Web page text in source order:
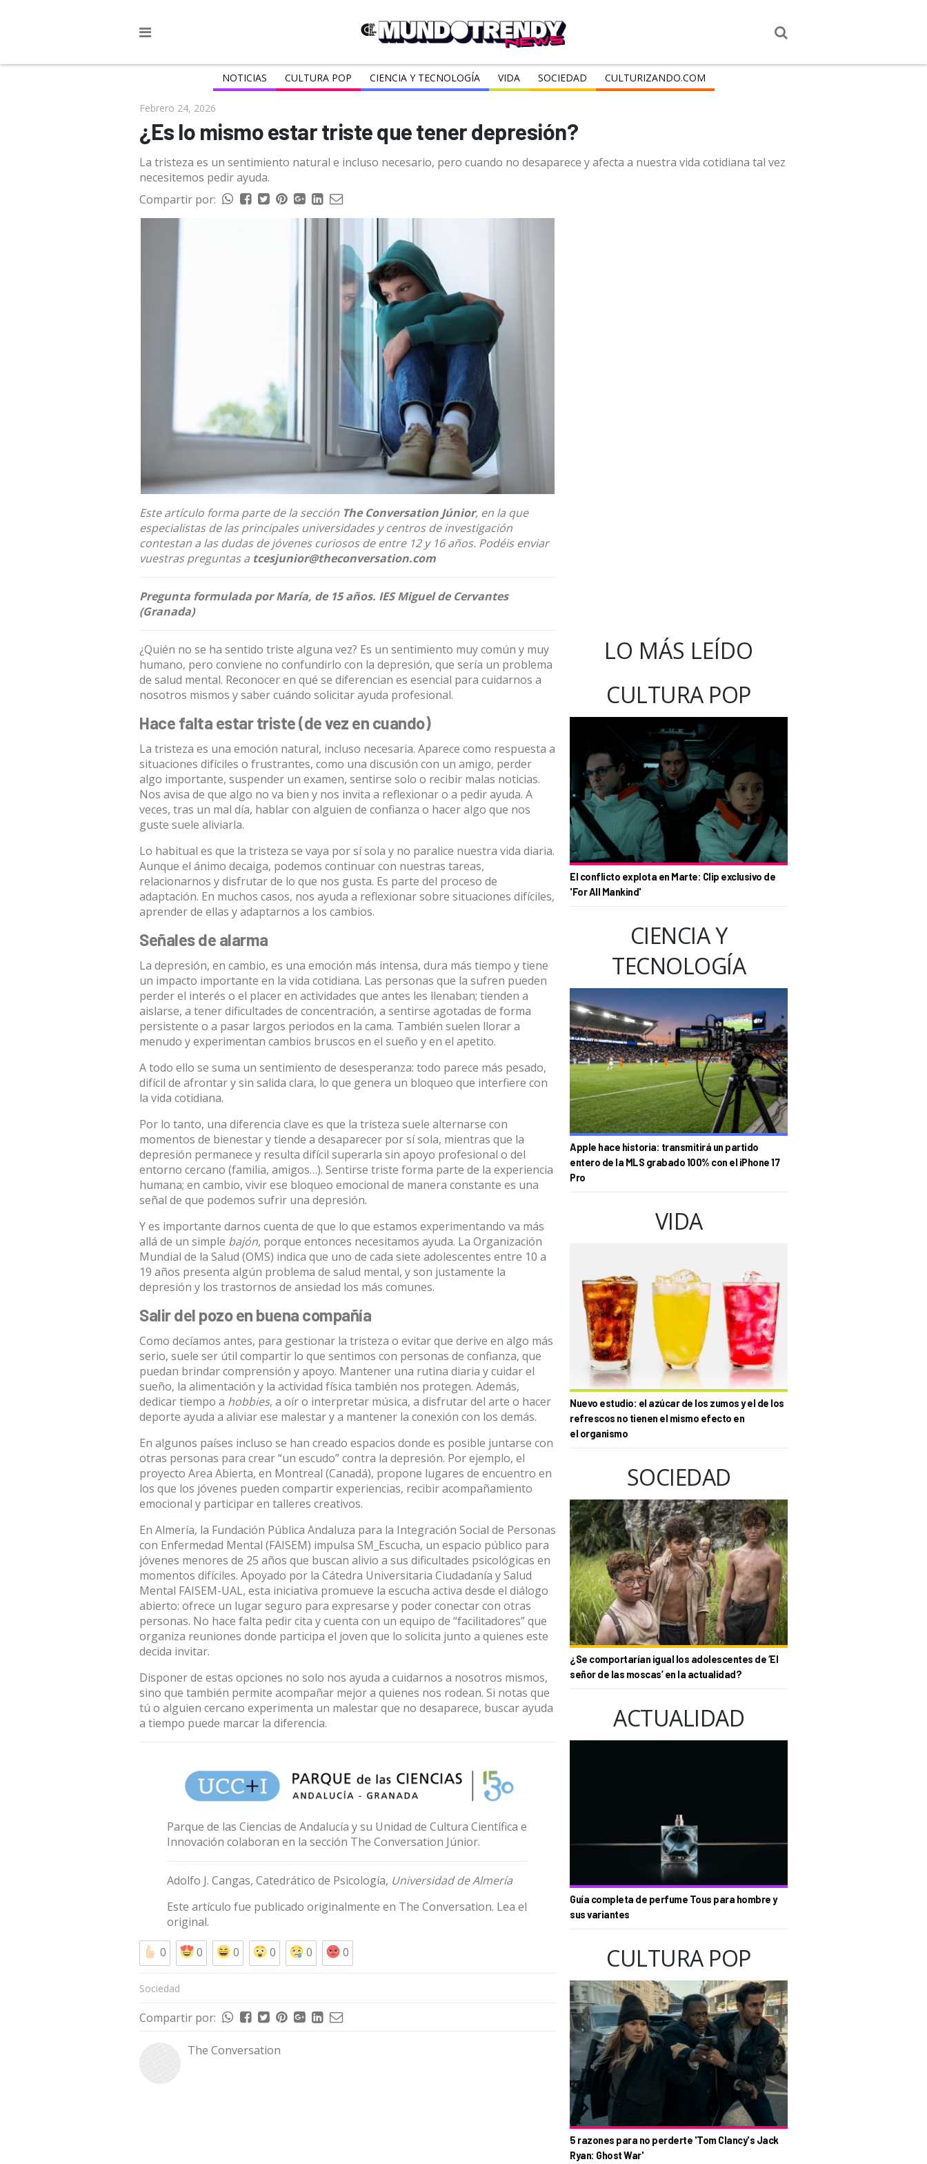
NOTICIAS CULTURA POP CIENCIA Y TECNOLOGÍA VIDA SOCIEDAD CULTURIZANDO.COM
Febrero 24, 2026
¿Es lo mismo estar triste que tener depresión?
La tristeza es un sentimiento natural e incluso necesario, pero cuando no desaparece y afecta a nuestra vida cotidiana tal vez
necesitemos pedir ayuda.
Compartir por:
Este artículo forma parte de la sección The Conversation Júnior, en la que
especialistas de las principales universidades y centros de investigación
contestan a las dudas de jóvenes curiosos de entre 12 y 16 años. Podéis enviar
vuestras preguntas a tcesjunior@theconversation.com
Pregunta formulada por María, de 15 años. IES Miguel de Cervantes
(Granada)
¿Quién no se ha sentido triste alguna vez? Es un sentimiento muy común y muy
humano, pero conviene no confundirlo con la depresión, que sería un problema
de salud mental. Reconocer en qué se diferencian es esencial para cuidarnos a
nosotros mismos y saber cuándo solicitar ayuda profesional.
Hace falta estar triste (de vez en cuando)
La tristeza es una emoción natural, incluso necesaria. Aparece como respuesta a
situaciones difíciles o frustrantes, como una discusión con un amigo, perder
algo importante, suspender un examen, sentirse solo o recibir malas noticias.
Nos avisa de que algo no va bien y nos invita a reflexionar o a pedir ayuda. A
veces, tras un mal día, hablar con alguien de confianza o hacer algo que nos
guste suele aliviarla.
Lo habitual es que la tristeza se vaya por sí sola y no paralice nuestra vida diaria.
Aunque el ánimo decaiga, podemos continuar con nuestras tareas,
relacionarnos y disfrutar de lo que nos gusta. Es parte del proceso de
adaptación. En muchos casos, nos ayuda a reflexionar sobre situaciones difíciles,
aprender de ellas y adaptarnos a los cambios.
Señales de alarma
La depresión, en cambio, es una emoción más intensa, dura más tiempo y tiene
un impacto importante en la vida cotidiana. Las personas que la sufren pueden
perder el interés o el placer en actividades que antes les llenaban; tienden a
aislarse, a tener dificultades de concentración, a sentirse agotadas de forma
persistente o a pasar largos periodos en la cama. También suelen llorar a
menudo y experimentan cambios bruscos en el sueño y en el apetito.
A todo ello se suma un sentimiento de desesperanza: todo parece más pesado,
difícil de afrontar y sin salida clara, lo que genera un bloqueo que interfiere con
la vida cotidiana.
Por lo tanto, una diferencia clave es que la tristeza suele alternarse con
momentos de bienestar y tiende a desaparecer por sí sola, mientras que la
depresión permanece y resulta difícil superarla sin apoyo profesional o del
entorno cercano (familia, amigos…). Sentirse triste forma parte de la experiencia
humana; en cambio, vivir ese bloqueo emocional de manera constante es una
señal de que podemos sufrir una depresión.
Y es importante darnos cuenta de que lo que estamos experimentando va más
allá de un simple bajón, porque entonces necesitamos ayuda. La Organización
Mundial de la Salud (OMS) indica que uno de cada siete adolescentes entre 10 a
19 años presenta algún problema de salud mental, y son justamente la
depresión y los trastornos de ansiedad los más comunes.
Salir del pozo en buena compañía
Como decíamos antes, para gestionar la tristeza o evitar que derive en algo más
serio, suele ser útil compartir lo que sentimos con personas de confianza, que
puedan brindar comprensión y apoyo. Mantener una rutina diaria y cuidar el
sueño, la alimentación y la actividad física también nos protegen. Además,
dedicar tiempo a hobbies, a oír o interpretar música, a disfrutar del arte o hacer
deporte ayuda a aliviar ese malestar y a mantener la conexión con los demás.
En algunos países incluso se han creado espacios donde es posible juntarse con
otras personas para crear “un escudo” contra la depresión. Por ejemplo, el
proyecto Area Abierta, en Montreal (Canadá), propone lugares de encuentro en
los que los jóvenes pueden compartir experiencias, recibir acompañamiento
emocional y participar en talleres creativos.
En Almería, la Fundación Pública Andaluza para la Integración Social de Personas
con Enfermedad Mental (FAISEM) impulsa SM_Escucha, un espacio público para
jóvenes menores de 25 años que buscan alivio a sus dificultades psicológicas en
momentos difíciles. Apoyado por la Cátedra Universitaria Ciudadanía y Salud
Mental FAISEM-UAL, esta iniciativa promueve la escucha activa desde el diálogo
abierto: ofrece un lugar seguro para expresarse y poder conectar con otras
personas. No hace falta pedir cita y cuenta con un equipo de “facilitadores” que
organiza reuniones donde participa el joven que lo solicita junto a quienes este
decida invitar.
Disponer de estas opciones no solo nos ayuda a cuidarnos a nosotros mismos,
sino que también permite acompañar mejor a quienes nos rodean. Si notas que
tú o alguien cercano experimenta un malestar que no desaparece, buscar ayuda
a tiempo puede marcar la diferencia.
Parque de las Ciencias de Andalucía y su Unidad de Cultura Científica e
Innovación colaboran en la sección The Conversation Júnior.
Adolfo J. Cangas, Catedrático de Psicología, Universidad de Almería
Este artículo fue publicado originalmente en The Conversation. Lea el
original.
0
0 0 0 0 0
Sociedad
Compartir por:
The Conversation
LO MÁS LEÍDO
CULTURA POP
El conflicto explota en Marte: Clip exclusivo de
'For All Mankind'
CIENCIA Y
TECNOLOGÍA
Apple hace historia: transmitirá un partido
entero de la MLS grabado 100% con el iPhone 17
Pro
VIDA
Nuevo estudio: el azúcar de los zumos y el de los
refrescos no tienen el mismo efecto en
el organismo
SOCIEDAD
¿Se comportarían igual los adolescentes de ‘El
señor de las moscas’ en la actualidad?
ACTUALIDAD
Guía completa de perfume Tous para hombre y
sus variantes
CULTURA POP
5 razones para no perderte 'Tom Clancy's Jack
Ryan: Ghost War'